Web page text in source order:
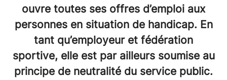
ouvre toutes ses offres d’emploi aux
personnes en situation de handicap. En
tant qu’employeur et fédération
sportive, elle est par ailleurs soumise au
principe de neutralité du service public.